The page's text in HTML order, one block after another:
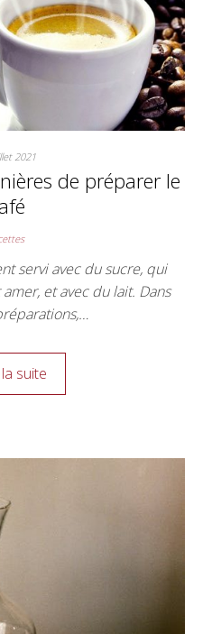
2021
de préparer le
servi avec du sucre, qui
et avec du lait. Dans
suite